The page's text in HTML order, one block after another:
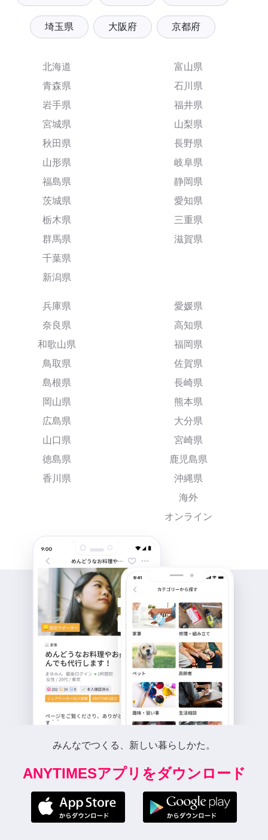
埼玉県 大阪府 京都府
北海道
青森県
岩手県
宮城県
秋田県
山形県
福島県
茨城県
栃木県
群馬県
千葉県
新潟県
富山県
石川県
福井県
山梨県
長野県
岐阜県
静岡県
愛知県
三重県
滋賀県
兵庫県
奈良県
和歌山県
鳥取県
島根県
岡山県
広島県
山口県
徳島県
香川県
愛媛県
高知県
福岡県
佐賀県
長崎県
熊本県
大分県
宮崎県
鹿児島県
沖縄県
海外
オンライン
みんなでつくる、新しい暮らしかた。
ANYTIMESアプリをダウンロード